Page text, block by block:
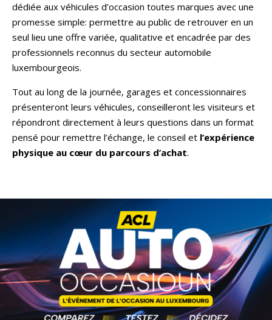
dédiée aux véhicules d’occasion toutes marques avec une
promesse simple: permettre au public de retrouver en un
seul lieu une offre variée, qualitative et encadrée par des
professionnels reconnus du secteur automobile
luxembourgeois.
Tout au long de la journée, garages et concessionnaires
présenteront leurs véhicules, conseilleront les visiteurs et
répondront directement à leurs questions dans un format
pensé pour remettre l’échange, le conseil et l’expérience
physique au cœur du parcours d’achat.